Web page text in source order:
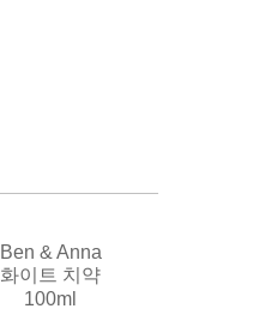
Ben & Anna
화이트 치약
100ml